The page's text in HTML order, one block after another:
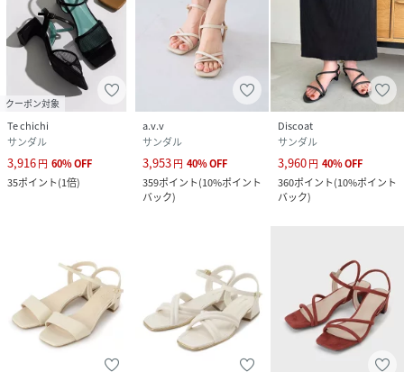
クーポン対象
Te chichi
サンダル
3,916円 60%OFF
35ポイント(1倍)
a.v.v
サンダル
3,953円 40%OFF
359ポイント(10%ポイント
バック)
Discoat
サンダル
3,960円 40%OFF
360ポイント(10%ポイント
バック)